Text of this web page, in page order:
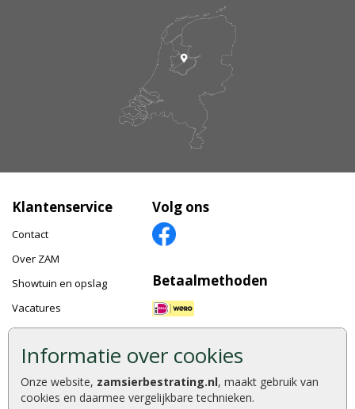
Informatie over cookies
Onze website, zamsierbestrating.nl, maakt gebruik van
cookies en daarmee vergelijkbare technieken.
Klantenservice
Contact
Over ZAM
Showtuin en opslag
Vacatures
Bestellen en betalen
Klantbeoordelingen
Foto's en voorbeelden
Tuinaanleg
Volg ons
Betaalmethoden
Keurmerken